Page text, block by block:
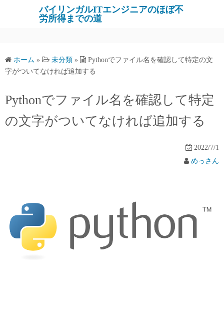
バイリンガルITエンジニアのほぼ不
労所得までの道
ホーム » 未分類 »
Pythonでファイル名を確認して特定の文
字がついてなければ追加する
Pythonでファイル名を確認して特定
の文字がついてなければ追加する
2022/7/1
めっさん